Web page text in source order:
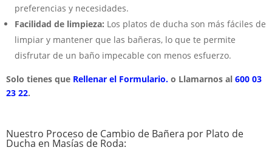
preferencias y necesidades.
Facilidad de limpieza: Los platos de ducha son más fáciles de
limpiar y mantener que las bañeras, lo que te permite
disfrutar de un baño impecable con menos esfuerzo.
Solo tienes que Rellenar el Formulario. o Llamarnos al 600 03
23 22.
Nuestro Proceso de Cambio de Bañera por Plato de
Ducha en Masías de Roda: